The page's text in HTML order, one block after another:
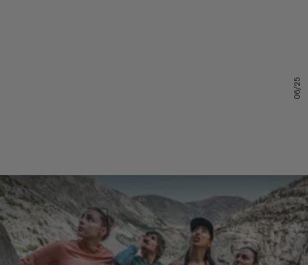
06/25